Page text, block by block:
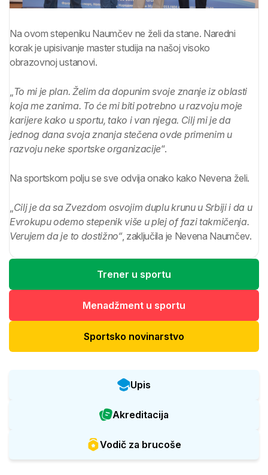
Na ovom stepeniku Naumčev ne želi da stane. Naredni
korak je upisivanje master studija na našoj visoko
obrazovnoj ustanovi.
„To mi je plan. Želim da dopunim svoje znanje iz oblasti
koja me zanima. To će mi biti potrebno u razvoju moje
karijere kako u sportu, tako i van njega. Cilj mi je da
jednog dana svoja znanja stečena ovde primenim u
razvoju neke sportske organizacije“.
Na sportskom polju se sve odvija onako kako Nevena želi.
„Cilj je da sa Zvezdom osvojim duplu krunu u Srbiji i da u
Evrokupu odemo stepenik više u plej of fazi takmičenja.
Verujem da je to dostižno“, zaključila je Nevena Naumčev.
Trener u sportu
Menadžment u sportu
Sportsko novinarstvo
Upis
Akreditacija
Vodič za brucoše